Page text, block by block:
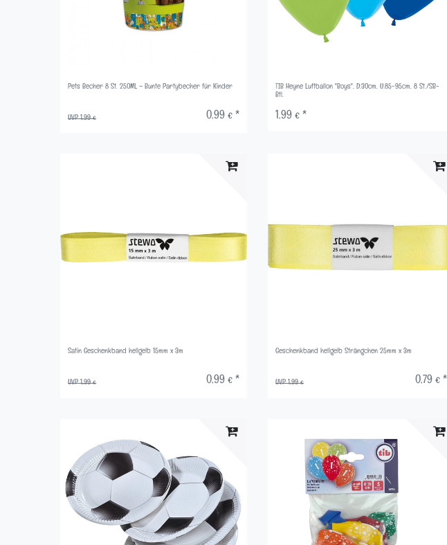
Pets Becher 8 St. 250ML – Bunte Partybecher für Kinder
UVP 1,99 € 0,99 € *
TIB Heyne Luftballon "Boys", D:30cm, U:85-95cm, 8 St./SB-
Btl.
1,99 € *
Satin Geschenkband hellgelb 15mm x 3m
UVP 1,99 € 0,99 € *
Geschenkband hellgelb Strängchen 25mm x 3m
UVP 1,99 € 0,79 € *